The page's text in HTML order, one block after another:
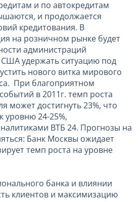
и по автокредитам
и продолжается
кредитования. В
на розничном рынке будет
администраций
США удержать ситуацию под
нового витка мирового
При благоприятном
в 2011г. темп роста
может достигнуть 23%, что
уровню 24-25%,
ВТБ 24. Прогнозы на
Банк Москвы ожидает
темп роста на уровне
банка и влиянии
клиентов и максимизацию